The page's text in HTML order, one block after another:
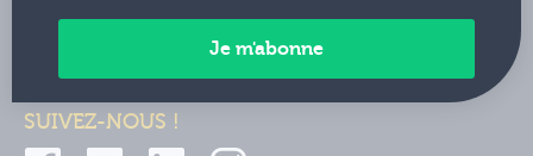
Paiements sécurisés
SUIVEZ-NOUS !